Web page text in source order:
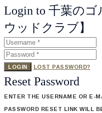
Login to 千葉の
ウッドクラブ】
LOGIN LOST PASSWORD?
Reset Password
ENTER THE USERNAME OR E-
PASSWORD RESET LINK WILL